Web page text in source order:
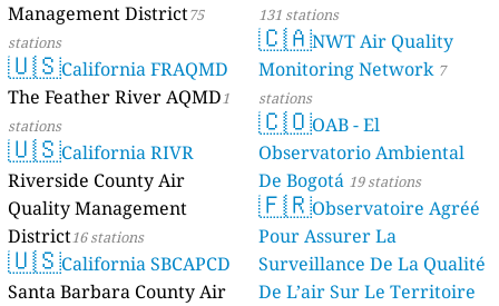
Management District75
stations
🇺🇸California FRAQMD
The Feather River AQMD1
stations
🇺🇸California RIVR
Riverside County Air
Quality Management
District16 stations
🇺🇸California SBCAPCD
Santa Barbara County Air
131 stations
🇨🇦NWT Air Quality
Monitoring Network 7
stations
🇨🇴OAB - El
Observatorio Ambiental
De Bogotá 19 stations
🇫🇷Observatoire Agréé
Pour Assurer La
Surveillance De La Qualité
De L’air Sur Le Territoire